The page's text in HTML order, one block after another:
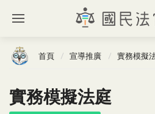
首頁 宣導推廣 實務模擬
實務模擬法庭